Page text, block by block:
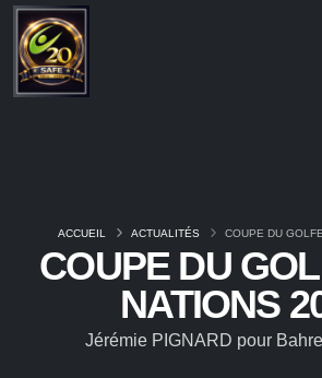
COUPE DU
NATIONS
Jérémie PIGNARD pour
ACCUEIL ACTUALITÉS COUPE DU